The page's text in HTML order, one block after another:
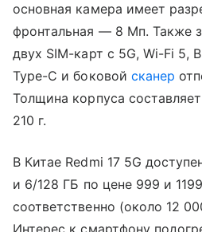
основная камера имеет
фронтальная — 8 Мп. Также
двух SIM-карт с 5G, Wi-Fi 5,
Type-C и боковой сканер
Толщина корпуса
210 г.
В Китае Redmi 17 5G
и 6/128 ГБ по цене 999 и
соответственно (около 12